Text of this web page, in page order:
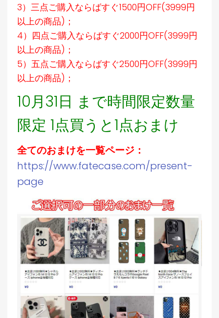
3）三点ご購入ならばすぐ1500円OFF(3999円
以上の商品)；
4）四点ご購入ならばすぐ2000円OFF(3999円
以上の商品)；
5）五点ご購入ならばすぐ2500円OFF(3999円
以上の商品)；
10月31日 まで時間限定数量
限定 1点買うと1点おまけ
全てのおまけを一覧ページ：
https://www.fatecase.com/present-
page